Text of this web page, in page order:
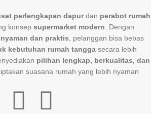
perlengkapan dapurdan perabot rumah
konsep supermarket modern. Dengan
dan praktis, pelanggan bisa bebas
kebutuhan rumah tangga secara lebih
pilihan lengkap, berkualitas, dan
suasana rumah yang lebih nyaman